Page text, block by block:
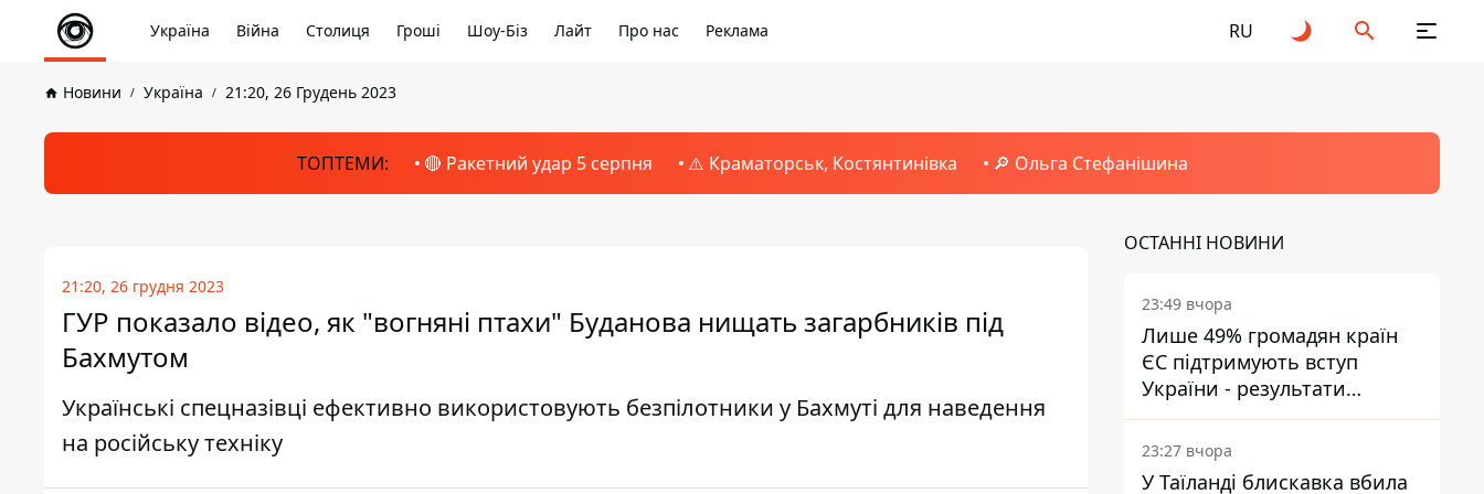
Україна Війна Столиця Гроші Шоу-Біз Лайт Про нас Реклама RU
Новини Україна 21:20, 26 Грудень 2023
ТОПТЕМИ: 🔴 Ракетний удар 5 серпня ⚠️ Краматорськ, Костянтинівка 🔎 Ольга Стефанішина
21:20, 26 грудня 2023
ГУР показало відео, як "вогняні птахи" Буданова нищать загарбників під
Бахмутом
Українські спецназівці ефективно використовують безпілотники у Бахмуті для наведення
на російську техніку
ОСТАННІ НОВИНИ
23:49 вчора
Лише 49% громадян країн
ЄС підтримують вступ
України - результати
опитування
23:27 вчора
У Таїланді блискавка вбила